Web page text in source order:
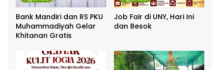
Bank Mandiri dan RS PKU
Muhammadiyah Gelar
Khitanan Gratis
Job Fair di UNY, Hari Ini
dan Besok